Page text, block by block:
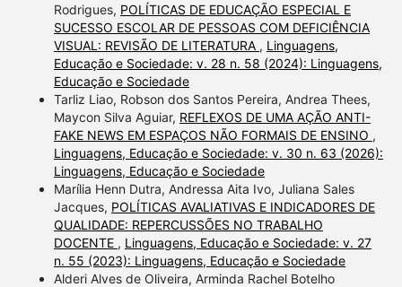
Rodrigues, POLÍTICAS DE EDUCAÇÃO ESPECIAL E
SUCESSO ESCOLAR DE PESSOAS COM DEFICIÊNCIA
VISUAL: REVISÃO DE LITERATURA , Linguagens,
Educação e Sociedade: v. 28 n. 58 (2024): Linguagens,
Educação e Sociedade
Tarliz Liao, Robson dos Santos Pereira, Andrea Thees,
Maycon Silva Aguiar, REFLEXOS DE UMA AÇÃO ANTI-
FAKE NEWS EM ESPAÇOS NÃO FORMAIS DE ENSINO ,
Linguagens, Educação e Sociedade: v. 30 n. 63 (2026):
Linguagens, Educação e Sociedade
Marília Henn Dutra, Andressa Aita Ivo, Juliana Sales
Jacques, POLÍTICAS AVALIATIVAS E INDICADORES DE
QUALIDADE: REPERCUSSÕES NO TRABALHO
DOCENTE , Linguagens, Educação e Sociedade: v. 27
n. 55 (2023): Linguagens, Educação e Sociedade
Alderi Alves de Oliveira, Arminda Rachel Botelho